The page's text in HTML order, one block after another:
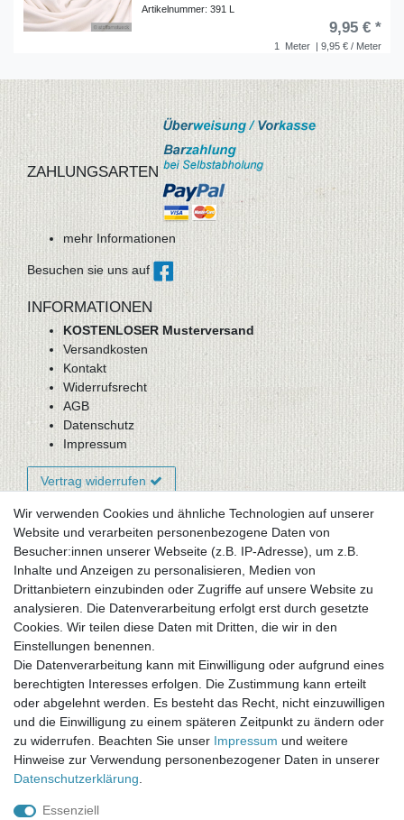
Artikelnummer: 391 L
1 Meter | 9,95 € / Meter
9,95 € *
ZAHLUNGSARTEN
mehr Informationen
Besuchen sie uns auf
INFORMATIONEN
KOSTENLOSER Musterversand
Versandkosten
Kontakt
Widerrufsrecht
AGB
Datenschutz
Impressum
Vertrag widerrufen
Newsletter-Anmeldung
FAQ / Fragen
Mein Warenkorb
Mein Merkzettel
Mein Konto
UNSER LADENGESCHÄFT
Gottlieb-Daimler-Str. 10
33334 Gütersloh
ÖFFNUNGSZEITEN
Montag - Dienstag: 8.00 - 18.00 Uhr, Mittwoch Ruhetag,
Donnerstag: 8.00 - 18.00 Uhr, Freitag 8.00 - 14.00 Uhr
Wir verwenden Cookies und ähnliche Technologien auf unserer
Website und verarbeiten personenbezogene Daten von
Besucher:innen unserer Webseite (z.B. IP-Adresse), um z.B.
Inhalte und Anzeigen zu personalisieren, Medien von
Drittanbietern einzubinden oder Zugriffe auf unsere Website zu
analysieren. Die Datenverarbeitung erfolgt erst durch gesetzte
Cookies. Wir teilen diese Daten mit Dritten, die wir in den
Einstellungen benennen.
Die Datenverarbeitung kann mit Einwilligung oder aufgrund eines
berechtigten Interesses erfolgen. Die Zustimmung kann erteilt
oder abgelehnt werden. Es besteht das Recht, nicht einzuwilligen
und die Einwilligung zu einem späteren Zeitpunkt zu ändern oder
zu widerrufen. Beachten Sie unser Impressum und weitere
Hinweise zur Verwendung personenbezogener Daten in unserer
Daten­schutz­erklärung
Essenziell